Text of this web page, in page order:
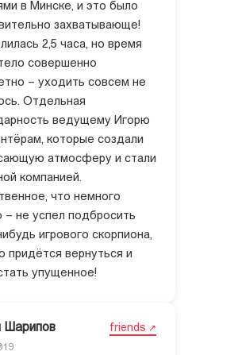
в Минске, и это было
захватывающе!
2,5 часа, но время
совершенно
– уходить совсем не
Отдельная
ведущему Игорю
которые создали
атмосферу и стали
компанией.
что немного
не успел подбросить
игрового скорпиона,
придётся вернуться и
упущенное!
Шарипов friends